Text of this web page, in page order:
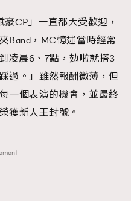
CP」一直都大受歡迎，
Band，MC憶述當時經常
凌晨6、7點，攰啦就搭3
過。」雖然報酬微薄，但
一個表演的機會，並最終
獲新人王封號。